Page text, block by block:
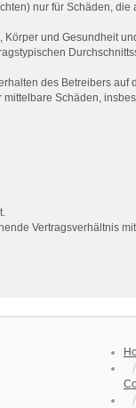
nur für Schäden,
und Gesundheit
des Betreibers auf
Schäden,
Vertragsverhältnis